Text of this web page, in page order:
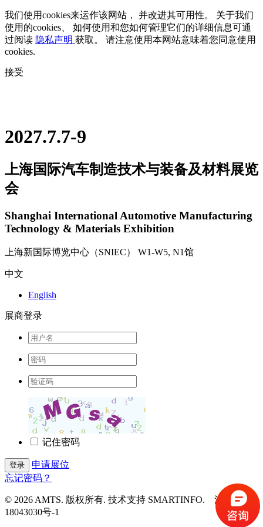
我们使用cookies来运作该网站， 并改进其可用性。 关于我们
使用的cookies、 如何使用和您如何管理它们的详细信息可通
过阅读 隐私声明 获取。 请注意使用本网站意味着您同意使用
cookies.
接受
2027.7.7-9
上海国际汽车制造技术与装备及材料展览
会
Shanghai International Automotive Manufacturing
Technology & Materials Exhibition
上海新国际博览中心（SNIEC） W1-W5, N1馆
中文
English
展商登录
记住密码
登录
申请展位
忘记密码？
© 2026 AMTS. 版权所有. 技术支持 SMARTINFO. 沪ICP备
18043030号-1